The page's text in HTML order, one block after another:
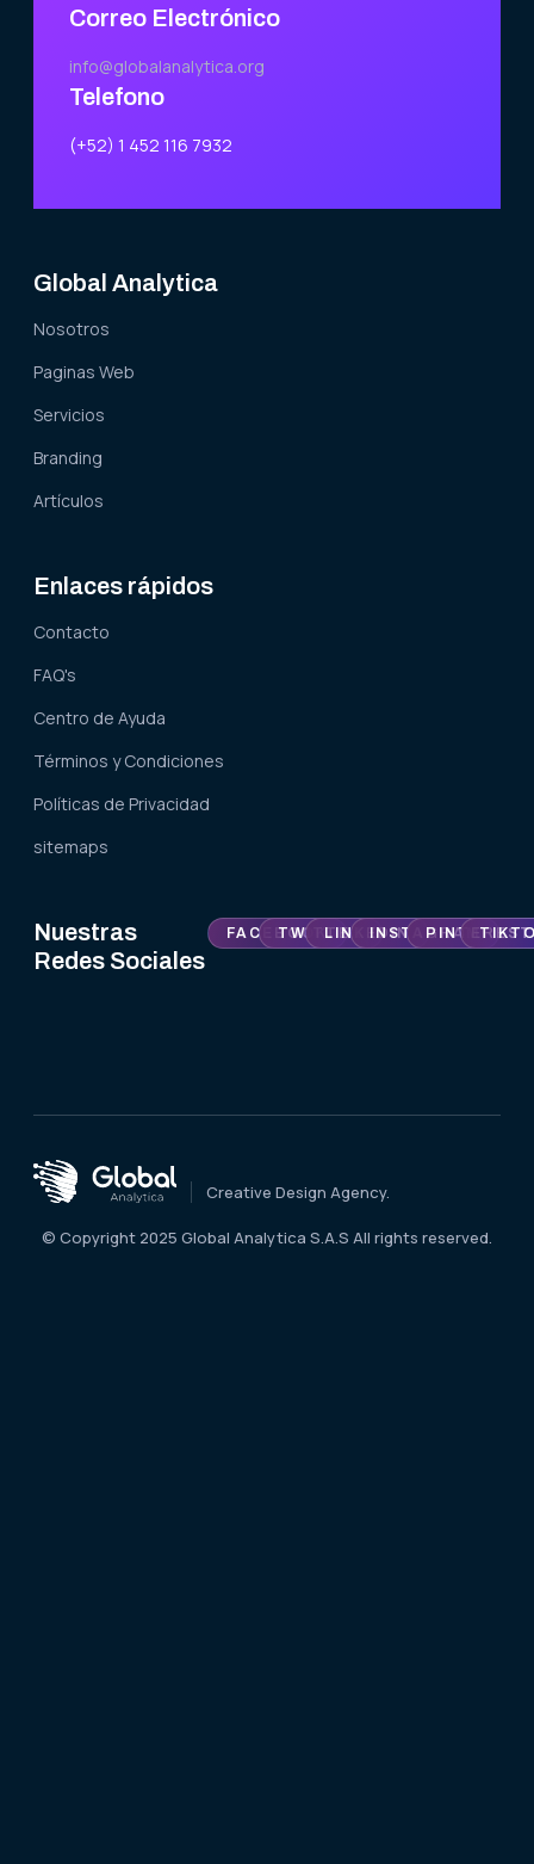
Correo Electrónico
info@globalanalytica.org
Telefono
(+52) 1 452 116 7932
Global Analytica
Nosotros
Paginas Web
Servicios
Branding
Artículos
Enlaces rápidos
Contacto
FAQ's
Centro de Ayuda
Términos y Condiciones
Políticas de Privacidad
sitemaps
Nuestras
Redes Sociales
FACEBOOK
TWITTERLINKEDININSTAGRAMPINTEREST
Creative Design Agency.
© Copyright 2025 Global Analytica S.A.S All rights reserved.